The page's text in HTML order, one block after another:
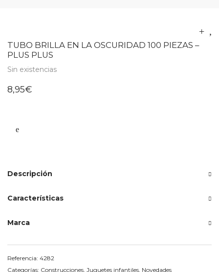
TUBO BRILLA EN LA OSCURIDAD 100 PIEZAS –
PLUS PLUS
Sin existencias
8,95€
Descripción
Características
Marca
Referencia: 4282
Categorías: Construcciones Juguetes infantiles Novedades